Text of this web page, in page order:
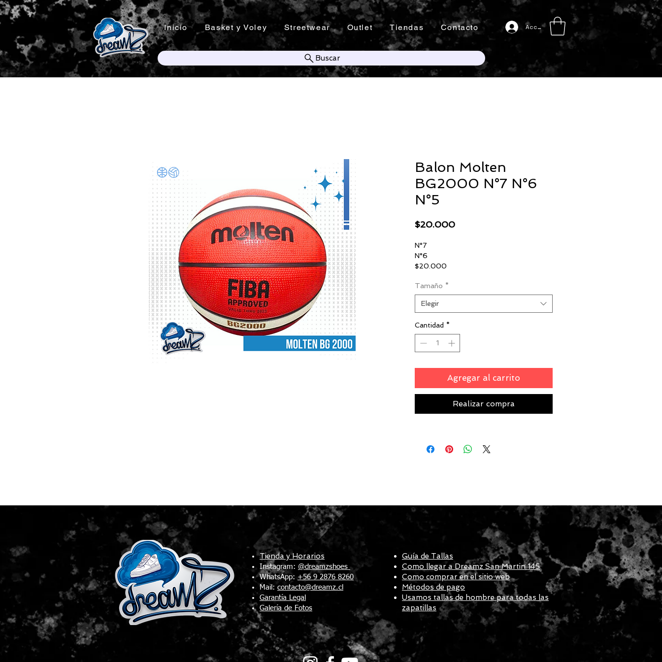
Inicio Basket y Voley Streetwear Outlet Tiendas Contacto
Buscar
Acceso
Balon Molten
BG2000 N°7 N°6
N°5
$20.000Precio
N°7
N°6
$20.000
Tamaño *
Elegir
Cantidad *
Agregar al carrito
Realizar compra
Tienda y Horarios
Instagram: @dreamzshoes
WhatsApp:+56 9 2876 8260
Mail: contacto@dreamz.cl
Garantía Legal
Galería de Fotos
Guía de Tallas
Como llegar a Dreamz San Martin 145
Como comprar en el sitio web
Métodos de pago
Usamos tallas de hombre para todas las
zapatillas